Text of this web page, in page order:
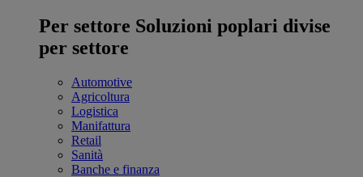
Per settore Soluzioni poplari divise
per settore
Automotive
Agricoltura
Logistica
Manifattura
Retail
Sanità
Banche e finanza